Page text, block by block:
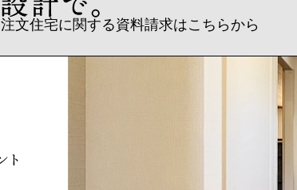
注文住宅に関する資料請求はこちらから